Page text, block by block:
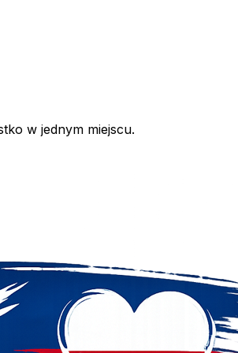
w jednym miejscu.